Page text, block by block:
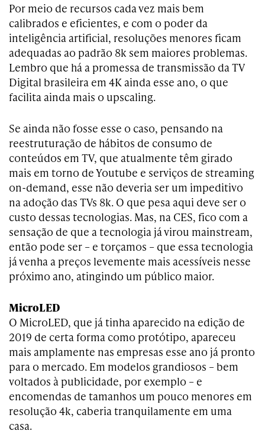
Por meio de recursos cada vez mais bem
calibrados e eficientes, e com o poder da
inteligência artificial, resoluções menores ficam
adequadas ao padrão 8k sem maiores problemas.
Lembro que há a promessa de transmissão da TV
Digital brasileira em 4K ainda esse ano, o que
facilita ainda mais o upscaling.
Se ainda não fosse esse o caso, pensando na
reestruturação de hábitos de consumo de
conteúdos em TV, que atualmente têm girado
mais em torno de Youtube e serviços de streaming
on-demand, esse não deveria ser um impeditivo
na adoção das TVs 8k. O que pesa aqui deve ser o
custo dessas tecnologias. Mas, na CES, fico com a
sensação de que a tecnologia já virou mainstream,
então pode ser – e torçamos – que essa tecnologia
já venha a preços levemente mais acessíveis nesse
próximo ano, atingindo um público maior.
MicroLED
O MicroLED, que já tinha aparecido na edição de
2019 de certa forma como protótipo, apareceu
mais amplamente nas empresas esse ano já pronto
para o mercado. Em modelos grandiosos – bem
voltados à publicidade, por exemplo – e
encomendas de tamanhos um pouco menores em
resolução 4k, caberia tranquilamente em uma
casa.